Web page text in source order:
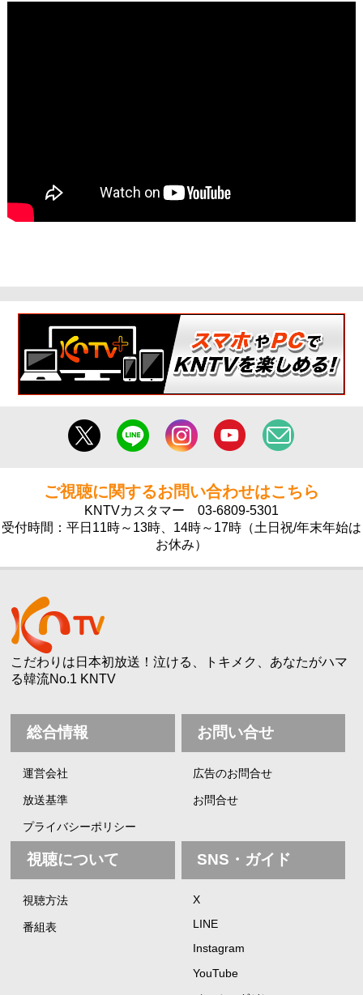
ご視聴に関するお問い合わせはこちら
KNTVカスタマー 03-6809-5301
受付時間：平日11時～13時、14時～17時（土日祝/年末年始は
お休み）
こだわりは日本初放送！泣ける、トキメク、あなたがハマ
る韓流No.1 KNTV
総合情報
運営会社
放送基準
プライバシーポリシー
お問い合せ
広告のお問合せ
お問合せ
視聴について
視聴方法
番組表
SNS・ガイド
X
LINE
Instagram
YouTube